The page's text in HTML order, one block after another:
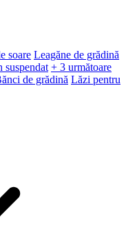
soare Leagăne de grădină
suspendat + 3 următoare
de grădină Lăzi pentru